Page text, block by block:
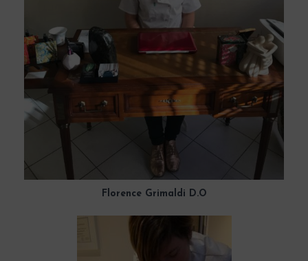
Florence Grimaldi D.O